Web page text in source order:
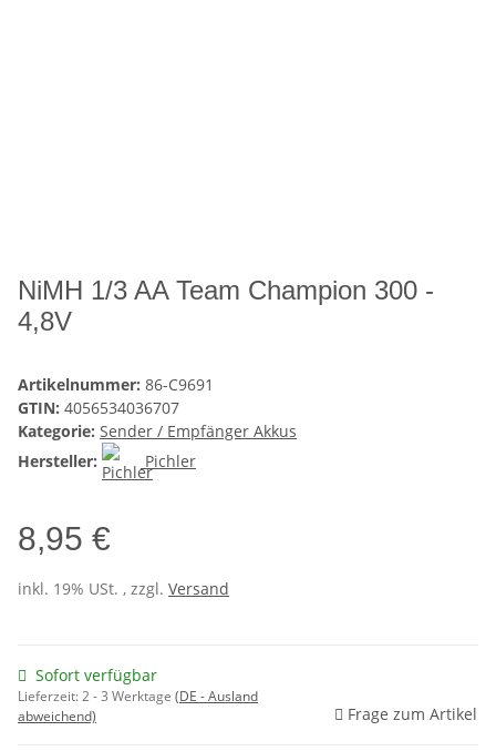
NiMH 1/3 AA Team Champion 300 -
4,8V
Artikelnummer: 86-C9691
GTIN: 4056534036707
Kategorie: Sender / Empfänger Akkus
Hersteller:
Pichler
8,95 €
inkl. 19% USt. , zzgl. Versand
Sofort verfügbar
Lieferzeit:2 - 3 Werktage (DE - Ausland
abweichend)
Frage zum Artikel